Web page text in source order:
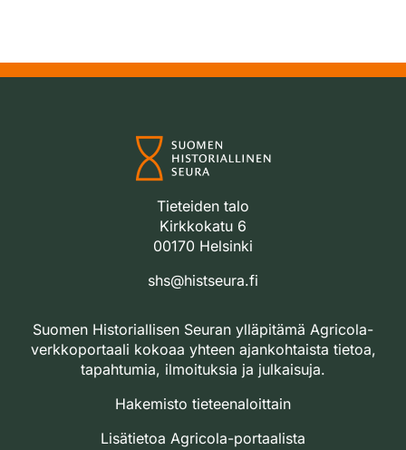
Tieteiden talo
Kirkkokatu 6
00170 Helsinki
shs@histseura.fi
Suomen Historiallisen Seuran ylläpitämä Agricola-
verkkoportaali kokoaa yhteen ajankohtaista tietoa,
tapahtumia, ilmoituksia ja julkaisuja.
Hakemisto tieteenaloittain
Lisätietoa Agricola-portaalista